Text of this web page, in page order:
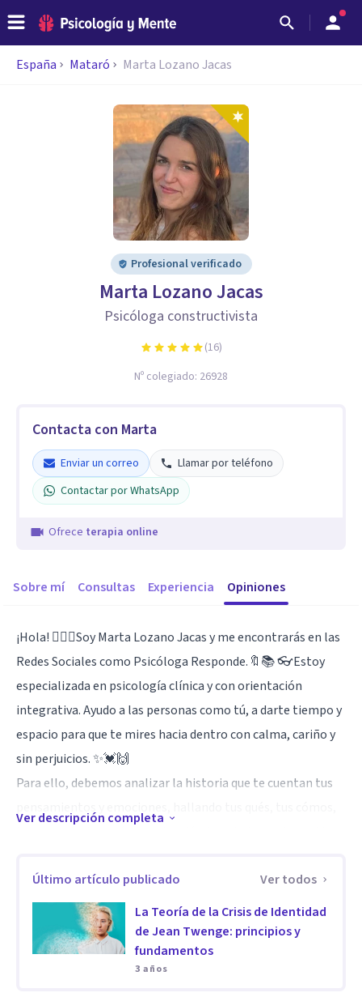
España Mataró Marta Lozano Jacas
Profesional verificado
Marta Lozano Jacas
Psicóloga constructivista
(16)
Nº colegiado: 26928
Contacta con Marta
Enviar un correo
Llamar por teléfono
Contactar por WhatsApp
Ofrece terapia online
Sobre mí Consultas Experiencia Opiniones
¡Hola! 🙋🏼‍♀️Soy Marta Lozano Jacas y me encontrarás en las
Redes Sociales como Psicóloga Responde.🔖📚 👓Estoy
especializada en psicología clínica y con orientación
integrativa. Ayudo a las personas como tú, a darte tiempo y
espacio para que te mires hacia dentro con calma, cariño y
sin perjuicios. ✨💓🙌
Para ello, debemos analizar la historia que te cuentan tus
quien eres: un ser humano que siente, que piensa y que hace;
un ser que se contradice, que tiene dudas y que se equivoca. Y
eso es natural y sano.🫀+🧠 =💝
Ver descripción completa
Último artículo publicado
Ver todos
La Teoría de la Crisis de Identidad
de Jean Twenge: principios y
fundamentos
3 años